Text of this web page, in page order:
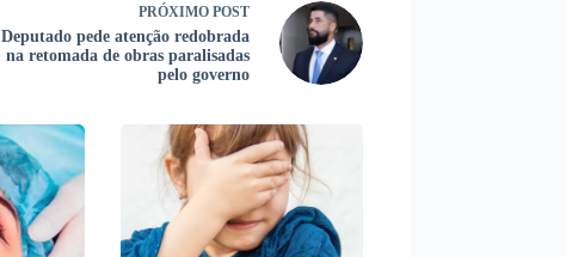
PRÓXIMO POST
Deputado pede atenção redobrada
na retomada de obras paralisadas
pelo governo